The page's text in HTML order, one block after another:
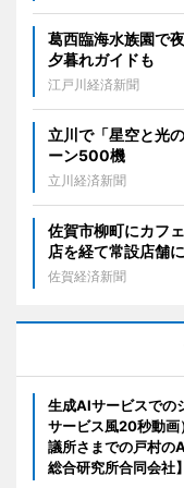
葛西臨海水族園で
夕暮れガイドも
江戸川経済新聞
立川で「星空と光
ーン500機
立川経済新聞
佐賀市柳町にカフ
店を経て常設店舗に
佐賀経済新聞
生成AIサービスでの
サービス風20秒動
議所さまでの戸村の
総合研究所合同会社】